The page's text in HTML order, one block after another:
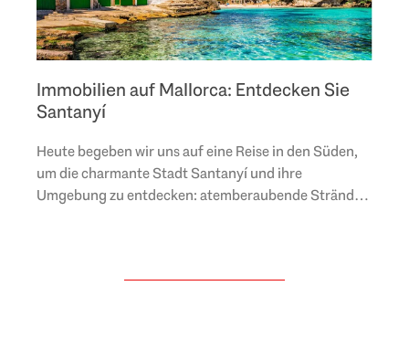
Immobilien auf Mallorca: Entdecken Sie
Santanyí
Heute begeben wir uns auf eine Reise in den Süden,
um die charmante Stadt Santanyí und ihre
Umgebung zu entdecken: atemberaubende Strände,